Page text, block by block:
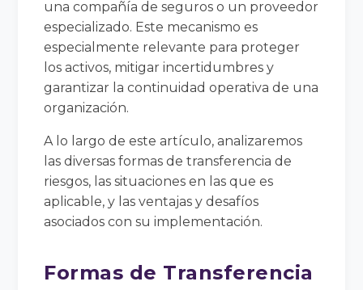
una compañía de seguros o un proveedor
especializado. Este mecanismo es
especialmente relevante para proteger
los activos, mitigar incertidumbres y
garantizar la continuidad operativa de una
organización.
A lo largo de este artículo, analizaremos
las diversas formas de transferencia de
riesgos, las situaciones en las que es
aplicable, y las ventajas y desafíos
asociados con su implementación.
Formas de Transferencia